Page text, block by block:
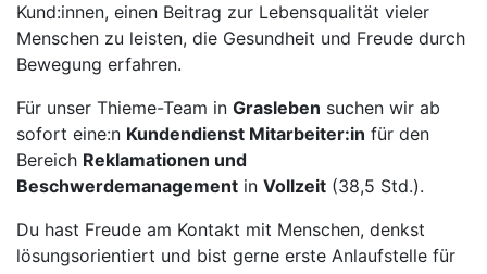
Kund:innen, einen Beitrag zur Lebensqualität vieler
Menschen zu leisten, die Gesundheit und Freude durch
Bewegung erfahren.
Für unser Thieme-Team in Grasleben suchen wir ab
sofort eine:n Kundendienst Mitarbeiter:in für den
Bereich Reklamationen und
Beschwerdemanagement in Vollzeit (38,5 Std.).
Du hast Freude am Kontakt mit Menschen, denkst
lösungsorientiert und bist gerne erste Anlaufstelle für